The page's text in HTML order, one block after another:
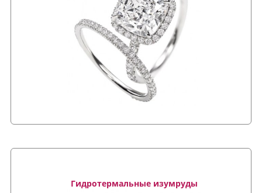
Гидротермальные изумруды